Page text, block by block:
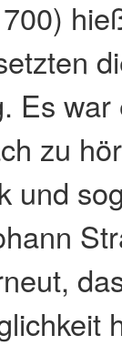
Es
zu
und